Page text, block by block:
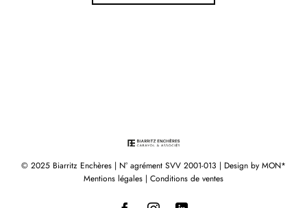
© 2025 Biarritz Enchères | N° agrément SVV 2001-013 | Design by MON*
Mentions légales | Conditions de ventes